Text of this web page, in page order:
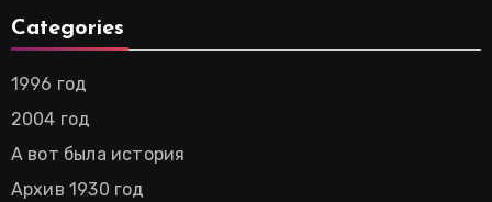
Categories
1996 год
2004 год
А вот была история
Архив 1930 год